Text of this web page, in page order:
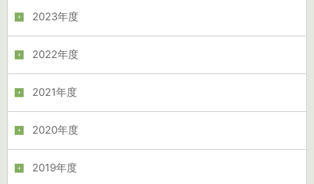
2023年度
2022年度
2021年度
2020年度
2019年度